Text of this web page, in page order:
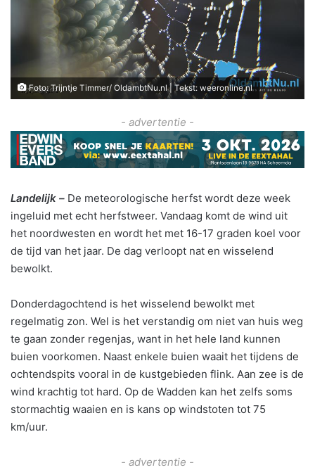
Foto: Trijntje Timmer/ OldambtNu.nl | Tekst: weeronline.nl
- advertentie -
Landelijk – De meteorologische herfst wordt deze week
ingeluid met echt herfstweer. Vandaag komt de wind uit
het noordwesten en wordt het met 16-17 graden koel voor
de tijd van het jaar. De dag verloopt nat en wisselend
bewolkt.
Donderdagochtend is het wisselend bewolkt met
regelmatig zon. Wel is het verstandig om niet van huis weg
te gaan zonder regenjas, want in het hele land kunnen
buien voorkomen. Naast enkele buien waait het tijdens de
ochtendspits vooral in de kustgebieden flink. Aan zee is de
wind krachtig tot hard. Op de Wadden kan het zelfs soms
stormachtig waaien en is kans op windstoten tot 75
km/uur.
- advertentie -